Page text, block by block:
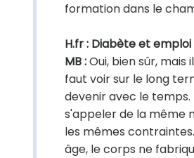
formation dans le
H.fr : Diabète et
MB :Oui, bien sûr,
faut voir sur le long
devenir avec le
s'appeler de la même
les mêmes
âge, le corps ne